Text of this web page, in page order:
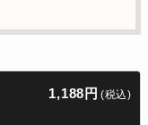
1,188円 (税込)